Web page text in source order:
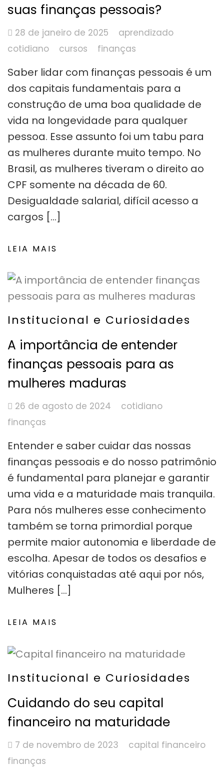
suas finanças pessoais?
28 de janeiro de 2025
aprendizado
cotidiano
cursos finanças
Saber lidar com finanças pessoais é um
dos capitais fundamentais para a
construção de uma boa qualidade de
vida na longevidade para qualquer
pessoa. Esse assunto foi um tabu para
as mulheres durante muito tempo. No
Brasil, as mulheres tiveram o direito ao
CPF somente na década de 60.
Desigualdade salarial, difícil acesso a
cargos […]
LEIA MAIS
Institucional e Curiosidades
A importância de entender
finanças pessoais para as
mulheres maduras
26 de agosto de 2024
cotidiano
finanças
Entender e saber cuidar das nossas
finanças pessoais e do nosso patrimônio
é fundamental para planejar e garantir
uma vida e a maturidade mais tranquila.
Para nós mulheres esse conhecimento
também se torna primordial porque
permite maior autonomia e liberdade de
escolha. Apesar de todos os desafios e
vitórias conquistadas até aqui por nós,
Mulheres […]
LEIA MAIS
Institucional e Curiosidades
Cuidando do seu capital
financeiro na maturidade
7 de novembro de 2023
capital financeiro
finanças